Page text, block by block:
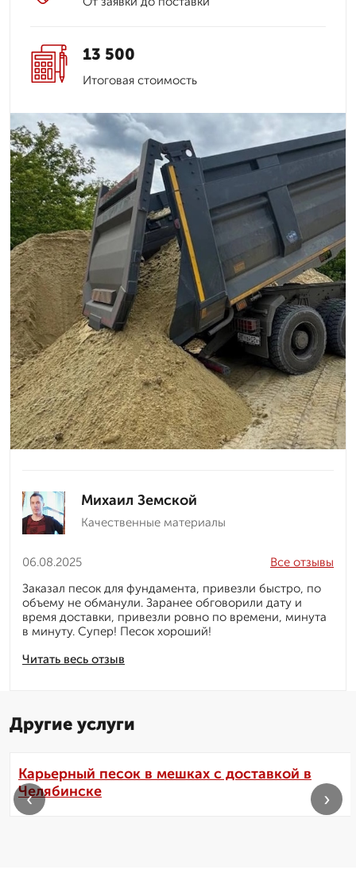
13 500
Итоговая стоимость
Михаил Земской
Качественные материалы
06.08.2025
Читать весь отзыв
Все отзывы
Заказал песок для фундамента, привезли быстро, по
объему не обманули. Заранее обговорили дату и
время доставки, привезли ровно по времени, минута
в минуту. Супер! Песок хороший!
Другие услуги
Карьерный песок в мешках с доставкой в
Челябинске
‹ ›